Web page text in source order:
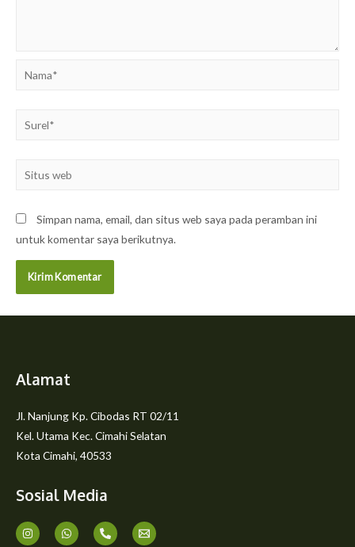
Simpan nama, email, dan situs web saya pada peramban ini
untuk komentar saya berikutnya.
Alamat
Jl. Nanjung Kp. Cibodas RT 02/11
Kel. Utama Kec. Cimahi Selatan
Kota Cimahi, 40533
Sosial Media